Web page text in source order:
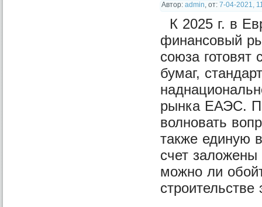
Автор: admin, от: 7-04-2021,
К 2025 г. в
финансовый
союза
бумаг,
рынка ЕАЭС.
волновать
также единую
счет
можно ли